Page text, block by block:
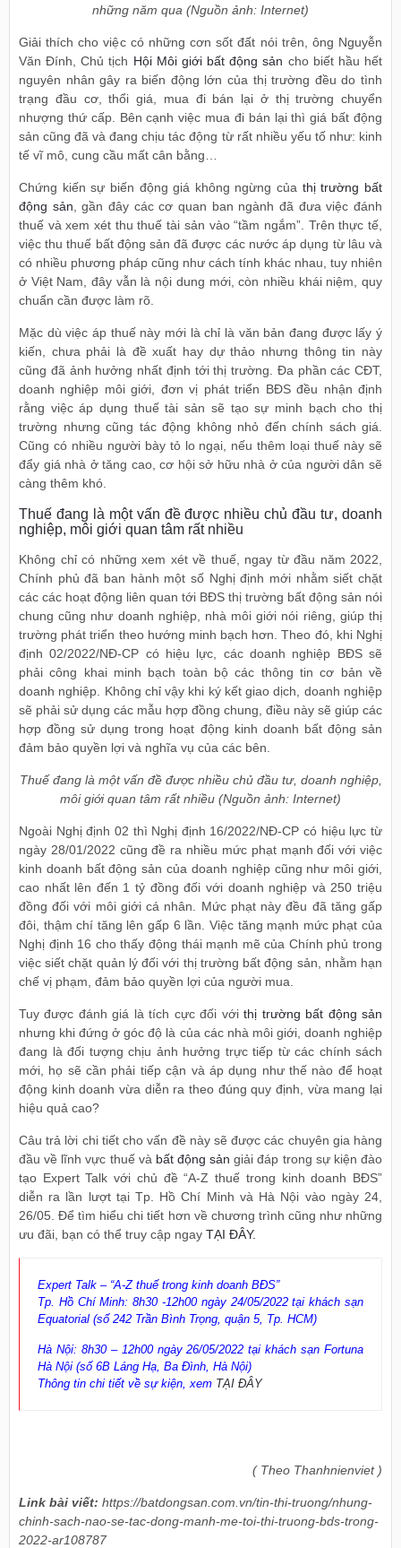
những năm qua (Nguồn ảnh: Internet)
Giải thích cho việc có những cơn sốt đất nói trên, ông Nguyễn
Văn Đính, Chủ tịch Hội Môi giới bất động sản cho biết hầu hết
nguyên nhân gây ra biến động lớn của thị trường đều do tình
trạng đầu cơ, thổi giá, mua đi bán lại ở thị trường chuyển
nhượng thứ cấp. Bên cạnh việc mua đi bán lại thì giá bất động
sản cũng đã và đang chịu tác động từ rất nhiều yếu tố như: kinh
tế vĩ mô, cung cầu mất cân bằng…
Chứng kiến sự biến động giá không ngừng của thị trường bất
động sản, gần đây các cơ quan ban ngành đã đưa việc đánh
thuế và xem xét thu thuế tài sản vào “tầm ngắm”. Trên thực tế,
việc thu thuế bất động sản đã được các nước áp dụng từ lâu và
có nhiều phương pháp cũng như cách tính khác nhau, tuy nhiên
ở Việt Nam, đây vẫn là nội dung mới, còn nhiều khái niệm, quy
chuẩn cần được làm rõ.
Mặc dù việc áp thuế này mới là chỉ là văn bản đang được lấy ý
kiến, chưa phải là đề xuất hay dự thảo nhưng thông tin này
cũng đã ảnh hưởng nhất định tới thị trường. Đa phần các CĐT,
doanh nghiệp môi giới, đơn vị phát triển BĐS đều nhận định
rằng việc áp dụng thuế tài sản sẽ tạo sự minh bạch cho thị
trường nhưng cũng tác động không nhỏ đến chính sách giá.
Cũng có nhiều người bày tỏ lo ngại, nếu thêm loại thuế này sẽ
đẩy giá nhà ở tăng cao, cơ hội sở hữu nhà ở của người dân sẽ
càng thêm khó.
Thuế đang là một vấn đề được nhiều chủ đầu tư, doanh
nghiệp, môi giới quan tâm rất nhiều
Không chỉ có những xem xét về thuế, ngay từ đầu năm 2022,
Chính phủ đã ban hành một số Nghị định mới nhằm siết chặt
các các hoạt động liên quan tới BĐS thị trường bất động sản nói
chung cũng như doanh nghiệp, nhà môi giới nói riêng, giúp thị
trường phát triển theo hướng minh bạch hơn. Theo đó, khi Nghị
định 02/2022/NĐ-CP có hiệu lực, các doanh nghiệp BĐS sẽ
phải công khai minh bạch toàn bộ các thông tin cơ bản về
doanh nghiệp. Không chỉ vậy khi ký kết giao dịch, doanh nghiệp
sẽ phải sử dụng các mẫu hợp đồng chung, điều này sẽ giúp các
hợp đồng sử dụng trong hoạt động kinh doanh bất động sản
đảm bảo quyền lợi và nghĩa vụ của các bên.
Thuế đang là một vấn đề được nhiều chủ đầu tư, doanh nghiệp,
môi giới quan tâm rất nhiều (Nguồn ảnh: Internet)
Ngoài Nghị định 02 thì Nghị định 16/2022/NĐ-CP có hiệu lực từ
ngày 28/01/2022 cũng đề ra nhiều mức phạt mạnh đối với việc
kinh doanh bất động sản của doanh nghiệp cũng như môi giới,
cao nhất lên đến 1 tỷ đồng đối với doanh nghiệp và 250 triệu
đồng đối với môi giới cá nhân. Mức phạt này đều đã tăng gấp
đôi, thậm chí tăng lên gấp 6 lần. Việc tăng mạnh mức phạt của
Nghị định 16 cho thấy động thái mạnh mẽ của Chính phủ trong
việc siết chặt quản lý đối với thị trường bất động sản, nhằm hạn
chế vị phạm, đảm bảo quyền lợi của người mua.
Tuy được đánh giá là tích cực đối vớithị trường bất động sản
nhưng khi đứng ở góc độ là của các nhà môi giới, doanh nghiệp
đang là đối tượng chịu ảnh hưởng trực tiếp từ các chính sách
mới, họ sẽ cần phải tiếp cận và áp dụng như thế nào để hoạt
động kinh doanh vừa diễn ra theo đúng quy định, vừa mang lại
hiệu quả cao?
Câu trả lời chi tiết cho vấn đề này sẽ được các chuyên gia hàng
đầu về lĩnh vực thuế và bất động sản giải đáp trong sự kiện đào
tạo Expert Talk với chủ đề “A-Z thuế trong kinh doanh BĐS”
diễn ra lần lượt tại Tp. Hồ Chí Minh và Hà Nội vào ngày 24,
26/05. Để tìm hiểu chi tiết hơn về chương trình cũng như những
ưu đãi, bạn có thể truy cập ngay TẠI ĐÂY.
Expert Talk – “A-Z thuế trong kinh doanh BĐS”
Tp. Hồ Chí Minh: 8h30 -12h00 ngày 24/05/2022 tại khách sạn
Equatorial (số 242 Trần Bình Trọng, quận 5, Tp. HCM)
Hà Nội: 8h30 – 12h00 ngày 26/05/2022 tại khách sạn Fortuna
Hà Nội (số 6B Láng Hạ, Ba Đình, Hà Nội)
Thông tin chi tiết về sự kiện, xem TẠI ĐÂY
( Theo Thanhnienviet )
Link bài viết: https://batdongsan.com.vn/tin-thi-truong/nhung-
chinh-sach-nao-se-tac-dong-manh-me-toi-thi-truong-bds-trong-
2022-ar108787